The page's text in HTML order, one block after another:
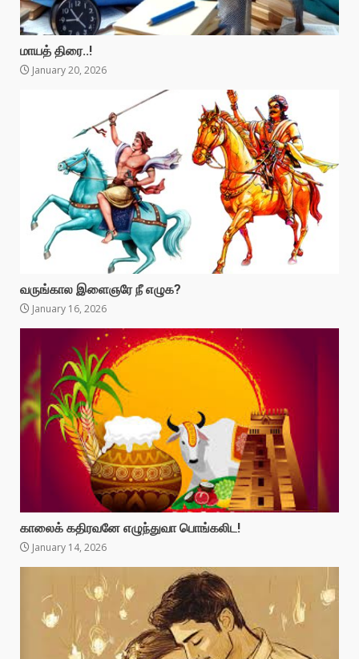
மாயத் திரை..!
January 20, 2026
வருங்கால இளைஞரே நீ எழுக?
January 16, 2026
காலைக் கதிரவனே எழுந்துவா பொங்கலிட!
January 14, 2026